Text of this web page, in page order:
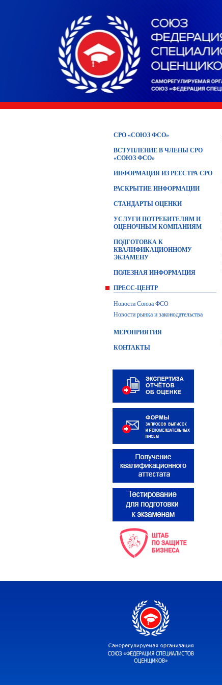
СРО «СОЮЗ ФСО»
ВСТУПЛЕНИЕ В ЧЛЕНЫ СРО
«СОЮЗ ФСО»
ИНФОРМАЦИЯ ИЗ РЕЕСТРА СРО
РАСКРЫТИЕ ИНФОРМАЦИИ
СТАНДАРТЫ ОЦЕНКИ
УСЛУГИ ПОТРЕБИТЕЛЯМ И
ОЦЕНОЧНЫМ КОМПАНИЯМ
ПОДГОТОВКА К
КВАЛИФИКАЦИОННОМУ
ЭКЗАМЕНУ
ПОЛЕЗНАЯ ИНФОРМАЦИЯ
ПРЕСС-ЦЕНТР
Новости Союза ФСО
Новости рынка и законодательства
МЕРОПРИЯТИЯ
КОНТАКТЫ